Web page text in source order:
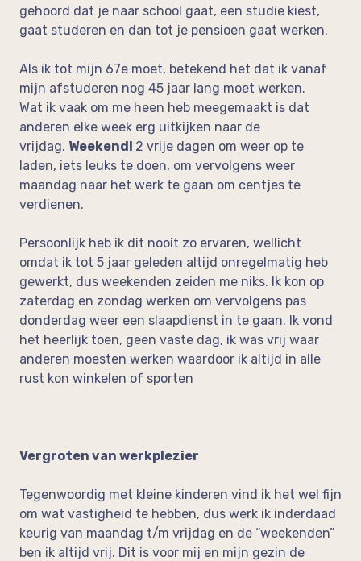
gehoord dat je naar school gaat, een studie kiest,
gaat studeren en dan tot je pensioen gaat werken.
Als ik tot mijn 67e moet, betekend het dat ik vanaf
mijn afstuderen nog 45 jaar lang moet werken.
Wat ik vaak om me heen heb meegemaakt is dat
anderen elke week erg uitkijken naar de
vrijdag. Weekend! 2 vrije dagen om weer op te
laden, iets leuks te doen, om vervolgens weer
maandag naar het werk te gaan om centjes te
verdienen.
Persoonlijk heb ik dit nooit zo ervaren, wellicht
omdat ik tot 5 jaar geleden altijd onregelmatig heb
gewerkt, dus weekenden zeiden me niks. Ik kon op
zaterdag en zondag werken om vervolgens pas
donderdag weer een slaapdienst in te gaan. Ik vond
het heerlijk toen, geen vaste dag, ik was vrij waar
anderen moesten werken waardoor ik altijd in alle
rust kon winkelen of sporten
Vergroten van werkplezier
Tegenwoordig met kleine kinderen vind ik het wel fijn
om wat vastigheid te hebben, dus werk ik inderdaad
keurig van maandag t/m vrijdag en de “weekenden”
ben ik altijd vrij. Dit is voor mij en mijn gezin de